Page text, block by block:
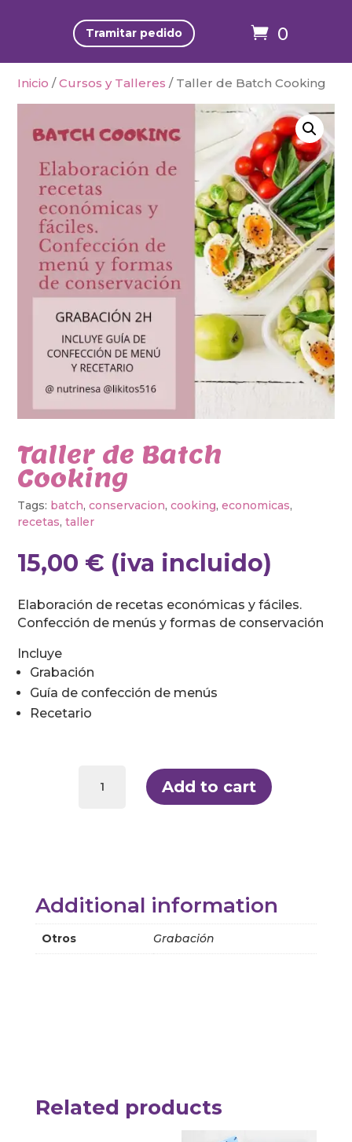
Tramitar pedido 0
Inicio /Cursos y Talleres / Taller de Batch Cooking
Taller de Batch
Cooking
Tags: batch,conservacion,cooking,economicas,
recetas,taller
15,00 € (iva incluido)
Elaboración de recetas económicas y fáciles.
Confección de menús y formas de conservación
Incluye
Grabación
Guía de confección de menús
Recetario
Batch
Add to cart
Additional information
Otros Grabación
Related products